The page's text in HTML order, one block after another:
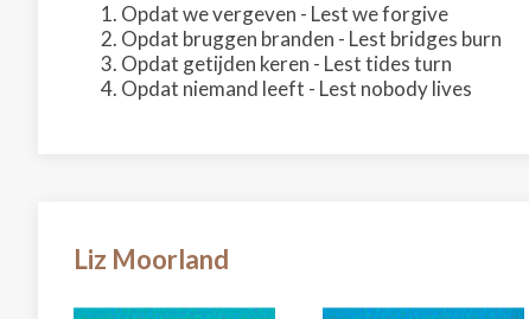
Opdat we vergeven - Lest we forgive
Opdat bruggen branden - Lest bridges burn
Opdat getijden keren - Lest tides turn
Opdat niemand leeft - Lest nobody lives
Liz Moorland